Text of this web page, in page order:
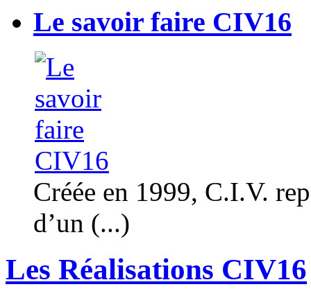
Le savoir faire CIV16
Créée en 1999, C.I.V.
d’un (...)
Les Réalisations CIV16